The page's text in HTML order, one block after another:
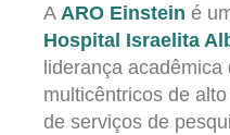
A ARO Einstein é
Hospital Israelita
liderança
multicêntricos de
de serviços de